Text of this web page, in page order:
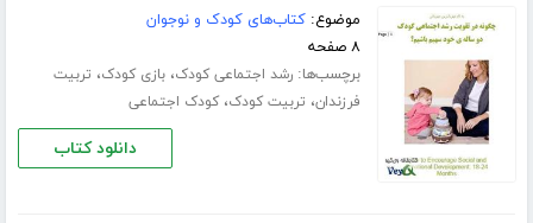
موضوع:کتاب‌های کودک و نوجوان
۸ صفحه
برچسب‌ها:رشد اجتماعی کودک،بازی کودک، تربیت
فرزندان، تربیت کودک،کودک اجتماعی
دانلود کتاب